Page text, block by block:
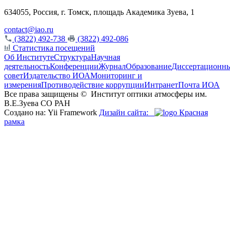
634055, Россия, г. Томск, площадь Академика Зуева, 1
contact@iao.ru
(3822) 492-738
(3822) 492-086
Статистика посещений
Об ИнститутеСтруктураНаучная
деятельностьКонференцииЖурналОбразование
советИздательство ИОАМониторинг и
измеренияПротиводействие коррупцииИнтранетПочта ИОА
Все права защищены © Институт оптики атмосферы им.
В.Е.Зуева СО РАН
Создано на: Yii Framework Дизайн сайта:
Красная
рамка